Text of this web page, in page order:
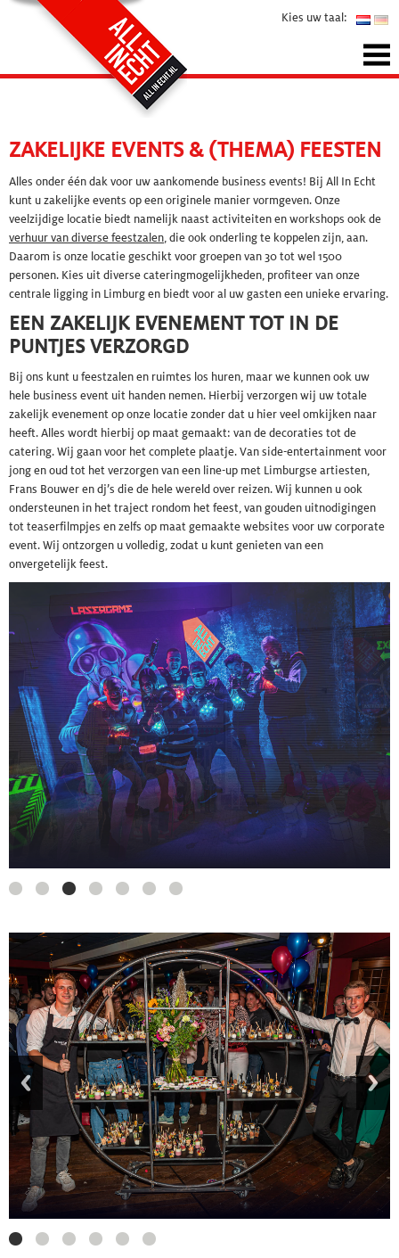
Kies uw taal:
ZAKELIJKE EVENTS & (THEMA) FEESTEN
Alles onder één dak voor uw aankomende business events! Bij All In Echt
kunt u zakelijke events op een originele manier vormgeven. Onze
veelzijdige locatie biedt namelijk naast activiteiten en workshops ook de
verhuur van diverse feestzalen, die ook onderling te koppelen zijn, aan.
Daarom is onze locatie geschikt voor groepen van 30 tot wel 1500
personen. Kies uit diverse cateringmogelijkheden, profiteer van onze
centrale ligging in Limburg en biedt voor al uw gasten een unieke ervaring.
EEN ZAKELIJK EVENEMENT TOT IN DE
PUNTJES VERZORGD
Bij ons kunt u feestzalen en ruimtes los huren, maar we kunnen ook uw
hele business event uit handen nemen. Hierbij verzorgen wij uw totale
zakelijk evenement op onze locatie zonder dat u hier veel omkijken naar
heeft. Alles wordt hierbij op maat gemaakt: van de decoraties tot de
catering. Wij gaan voor het complete plaatje. Van side-entertainment voor
jong en oud tot het verzorgen van een line-up met Limburgse artiesten,
Frans Bouwer en dj’s die de hele wereld over reizen. Wij kunnen u ook
ondersteunen in het traject rondom het feest, van gouden uitnodigingen
tot teaserfilmpjes en zelfs op maat gemaakte websites voor uw corporate
event. Wij ontzorgen u volledig, zodat u kunt genieten van een
onvergetelijk feest.